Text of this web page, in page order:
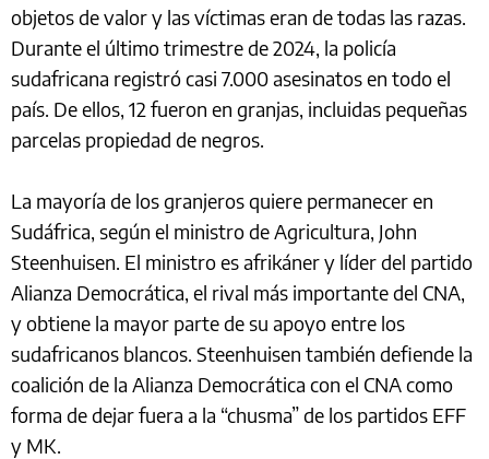
objetos de valor y las víctimas eran de todas las razas.
Durante el último trimestre de 2024, la policía
sudafricana registró casi 7.000 asesinatos en todo el
país. De ellos, 12 fueron en granjas, incluidas pequeñas
parcelas propiedad de negros.
La mayoría de los granjeros quiere permanecer en
Sudáfrica, según el ministro de Agricultura, John
Steenhuisen. El ministro es afrikáner y líder del partido
Alianza Democrática, el rival más importante del CNA,
y obtiene la mayor parte de su apoyo entre los
sudafricanos blancos. Steenhuisen también defiende la
coalición de la Alianza Democrática con el CNA como
forma de dejar fuera a la “chusma” de los partidos EFF
y MK.